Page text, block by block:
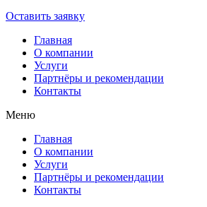
Оставить заявку
Главная
О компании
Услуги
Партнёры и рекомендации
Контакты
Меню
Главная
О компании
Услуги
Партнёры и рекомендации
Контакты